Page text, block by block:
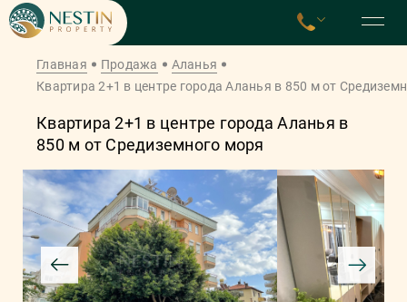
Главная Продажа
Аланья
Квартира 2+1 в центре города Аланья в 850 м от
Квартира 2+1 в центре города Аланья в
850 м от Средиземного моря